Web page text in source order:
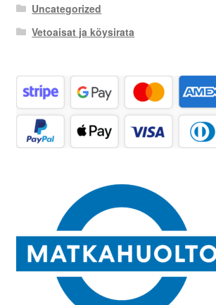
Uncategorized
Vetoaisat ja köysirata